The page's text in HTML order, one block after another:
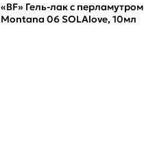
«BF» Гель-лак с перламутром
Montana 06 SOLAlove, 10мл